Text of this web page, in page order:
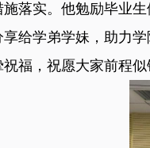
施落实。他勉励毕业
享给学弟学妹，助力
祝福，祝愿大家前程似